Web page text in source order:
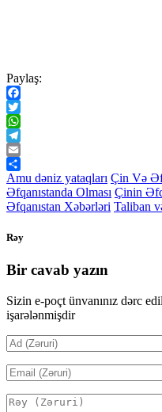
Paylaş:
Facebook
Twitter
WhatsApp
Telegram
Email
Share
Amu dəniz yataqları Çin Və
Əfqanıstanda Olması Çinin
Əfqanıstan Xəbərləri Taliban
Rəy
Bir cavab yazın
Sizin e-poçt ünvanınız dərc
işarələnmişdir